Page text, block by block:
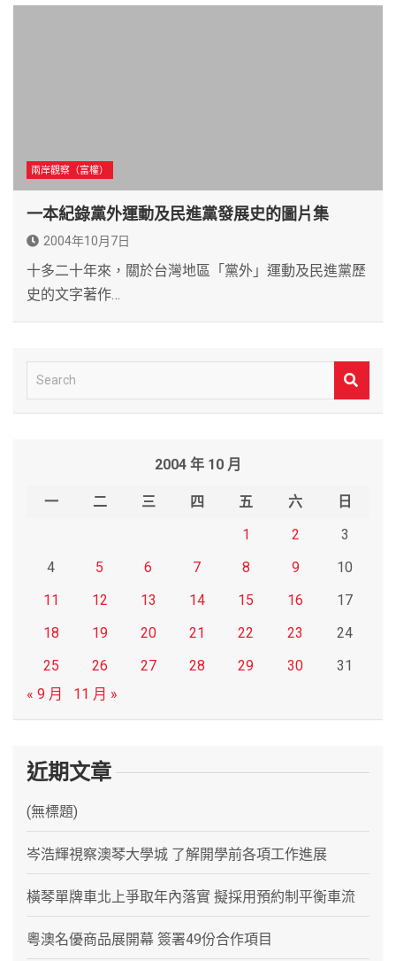
兩岸觀察（富權）
一本紀錄黨外運動及民進黨發展史的圖片集
2004年10月7日
十多二十年來，關於台灣地區「黨外」運動及民進黨歷
史的文字著作…
e
2004 年 10 月
一 二 三 四 五 六
日
1
2
3
4
5 6 7 8 9
10
11
12 13 14 15 16
17
18
19 20 21 22 23
24
25
26 27 28 29 30
31
« 9 月
11 月 »
近期文章
(無標題)
岑浩輝視察澳琴大學城 了解開學前各項工作進展
橫琴單牌車北上爭取年內落實 擬採用預約制平衡車流
粵澳名優商品展開幕 簽署49份合作項目